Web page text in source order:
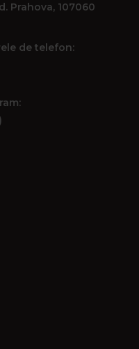
Prahova, 107060
de telefon: